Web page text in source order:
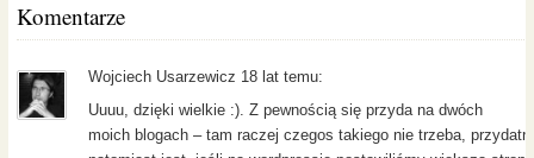
Komentarze
Wojciech Usarzewicz 18 lat temu:
Uuuu, dzięki wielkie :). Z pewnością się przyda na dwóch
moich blogach – tam raczej czegos takiego nie trzeba,